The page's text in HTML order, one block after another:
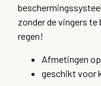
zonder de vingers te
regen!
Afmetingen
geschikt voor